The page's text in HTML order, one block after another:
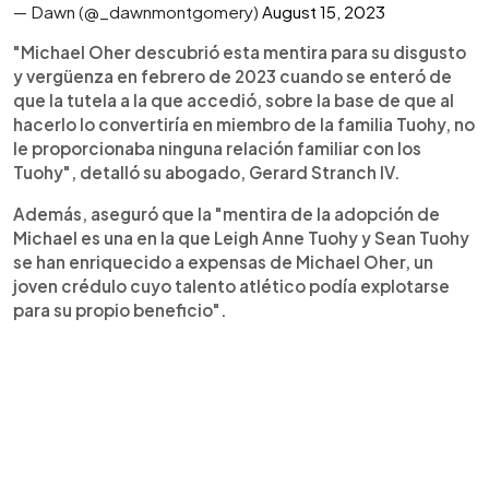
— Dawn (@_dawnmontgomery) August 15, 2023
"Michael Oher descubrió esta mentira para su disgusto
y vergüenza en febrero de 2023 cuando se enteró de
que la tutela a la que accedió, sobre la base de que al
hacerlo lo convertiría en miembro de la familia Tuohy, no
le proporcionaba ninguna relación familiar con los
Tuohy", detalló su abogado, Gerard Stranch IV.
Además, aseguró que la "mentira de la adopción de
Michael es una en la que Leigh Anne Tuohy y Sean Tuohy
se han enriquecido a expensas de Michael Oher, un
joven crédulo cuyo talento atlético podía explotarse
para su propio beneficio".